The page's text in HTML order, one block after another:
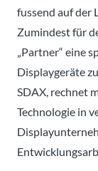
fussend auf der
Zumindest für
„Partner“ eine
Displaygeräte
SDAX, rechnet
Technologie in